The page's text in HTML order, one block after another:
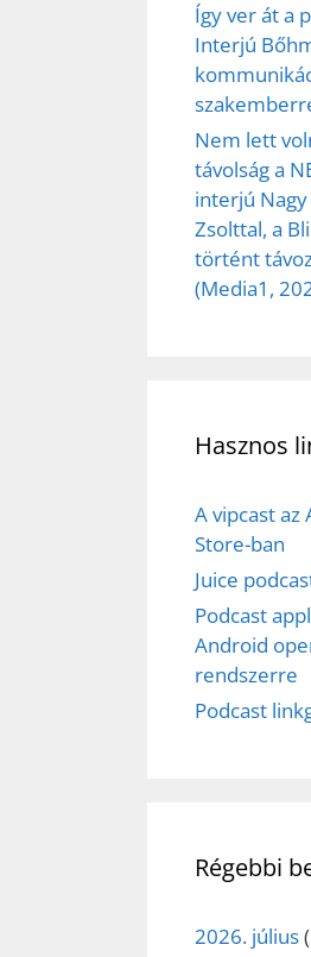
Így ver át a
Interjú
Nem lett
távolság a
interjú Nagy
Zsolttal, a
történt
(Media1,
Hasznos
A vipcast az
Store-ban
Juice
Podcast
Android
rendszerre
Podcast
Régebbi
2026. július